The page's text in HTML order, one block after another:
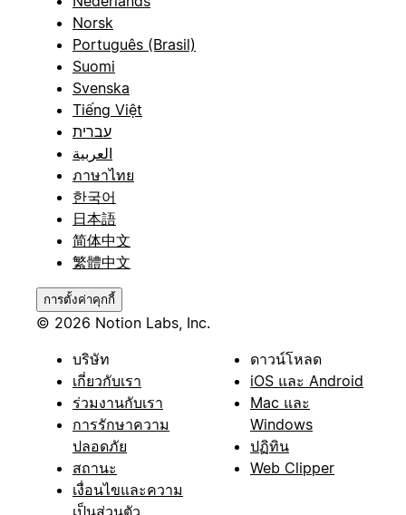
Norsk
Português (Brasil)
Suomi
Svenska
Tiếng Việt
עברית
العربية
ภาษาไทย
한국어
日本語
简体中文
繁體中文
การตั้งค่าคุกกี้
© 2026 Notion Labs, Inc.
บริษัท
เกี่ยวกับเรา
ร่วมงานกับเรา
การรักษาความ
ปลอดภัย
สถานะ
เงื่อนไขและความ
ดาวน์โหลด
iOS และ Android
Mac และ
Windows
ปฏิทิน
Web Clipper